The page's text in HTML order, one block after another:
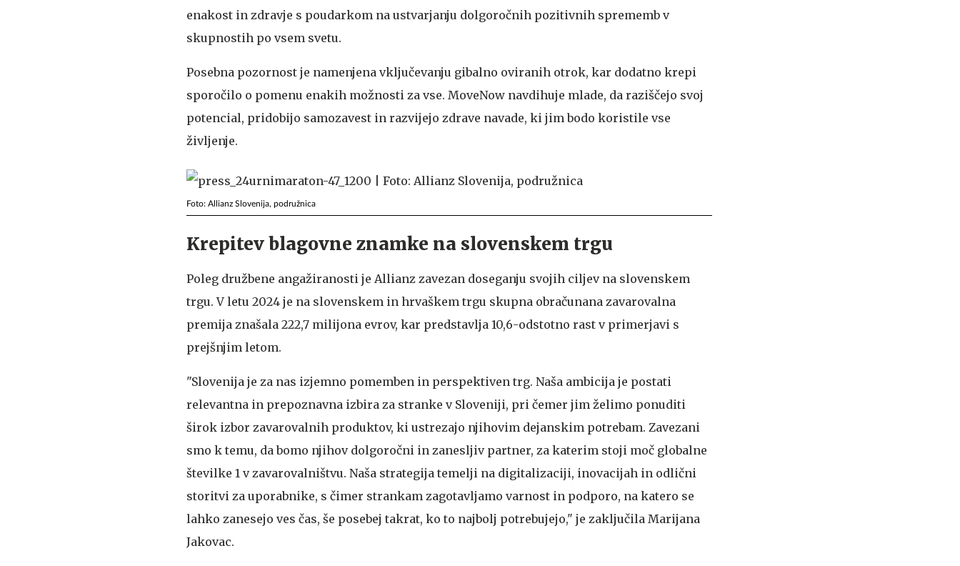
enakost in zdravje s poudarkom na ustvarjanju dolgoročnih pozitivnih sprememb v
skupnostih po vsem svetu.
Posebna pozornost je namenjena vključevanju gibalno oviranih otrok, kar dodatno krepi
sporočilo o pomenu enakih možnosti za vse. MoveNow navdihuje mlade, da raziščejo svoj
potencial, pridobijo samozavest in razvijejo zdrave navade, ki jim bodo koristile vse
življenje.
Foto: Allianz Slovenija, podružnica
Krepitev blagovne znamke na slovenskem trgu
Poleg družbene angažiranosti je Allianz zavezan doseganju svojih ciljev na slovenskem
trgu. V letu 2024 je na slovenskem in hrvaškem trgu skupna obračunana zavarovalna
premija znašala 222,7 milijona evrov, kar predstavlja 10,6-odstotno rast v primerjavi s
prejšnjim letom.
"Slovenija je za nas izjemno pomemben in perspektiven trg. Naša ambicija je postati
relevantna in prepoznavna izbira za stranke v Sloveniji, pri čemer jim želimo ponuditi
širok izbor zavarovalnih produktov, ki ustrezajo njihovim dejanskim potrebam. Zavezani
smo k temu, da bomo njihov dolgoročni in zanesljiv partner, za katerim stoji moč globalne
številke 1 v zavarovalništvu. Naša strategija temelji na digitalizaciji, inovacijah in odlični
storitvi za uporabnike, s čimer strankam zagotavljamo varnost in podporo, na katero se
lahko zanesejo ves čas, še posebej takrat, ko to najbolj potrebujejo," je zaključila Marijana
Jakovac.